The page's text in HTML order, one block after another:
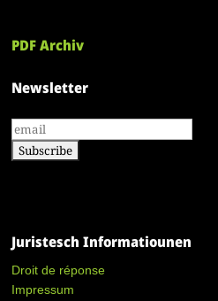
PDF Archiv
Newsletter
Juristesch Informatiounen
Droit de réponse
Impressum